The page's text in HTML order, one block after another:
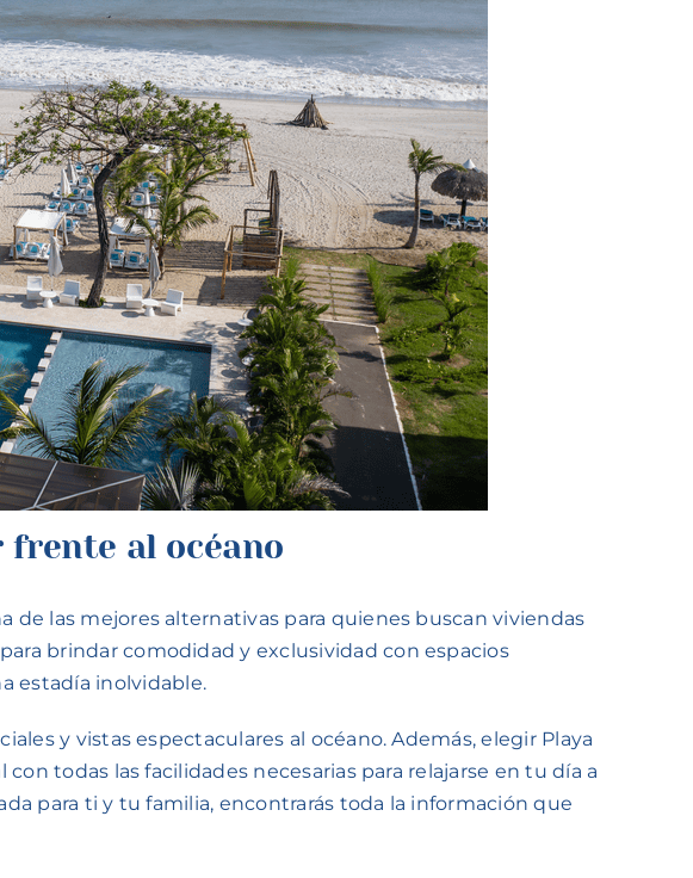
frente al océano
de las mejores alternativas para quienes buscan viviendas
brindar comodidad y exclusividad con espacios
estadía inolvidable.
y vistas espectaculares al océano. Además, elegir Playa
todas las facilidades necesarias para relajarse en tu día a
para ti y tu familia, encontrarás toda la información que